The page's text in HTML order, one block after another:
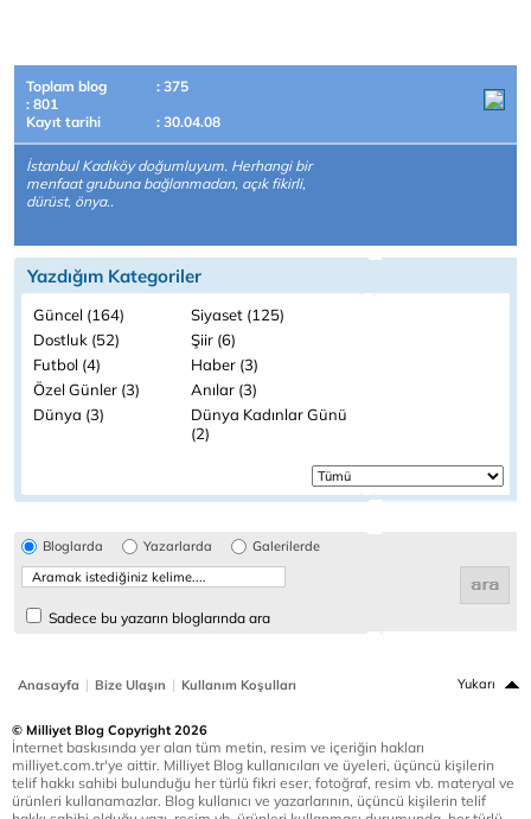
Toplam blog
: 375
: 801
Kayıt tarihi
: 30.04.08
İstanbul Kadıköy doğumluyum. Herhangi bir
menfaat grubuna bağlanmadan, açık fikirli,
dürüst, önya..
Yazdığım Kategoriler
Güncel (164)
Siyaset (125)
Dostluk (52)
Şiir (6)
Futbol (4)
Haber (3)
Özel Günler (3)
Anılar (3)
Dünya (3)
Dünya Kadınlar Günü
(2)
Bloglarda Yazarlarda Galerilerde
Sadece bu yazarın bloglarında ara
Anasayfa | Bize Ulaşın | Kullanım Koşulları Yukarı
© Milliyet Blog Copyright 2026
İnternet baskısında yer alan tüm metin, resim ve içeriğin hakları
milliyet.com.tr'ye aittir. Milliyet Blog kullanıcıları ve üyeleri, üçüncü kişilerin
telif hakkı sahibi bulunduğu her türlü fikri eser, fotoğraf, resim vb. materyal ve
ürünleri kullanamazlar. Blog kullanıcı ve yazarlarının, üçüncü kişilerin telif